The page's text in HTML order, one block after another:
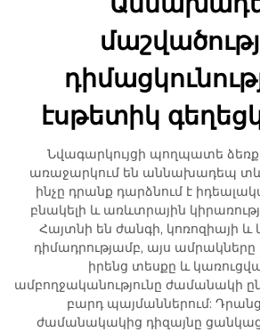
էսթետիկ
Նվագարկույցի պողպատե
առաջարկում են աննախադեպ
ինչը դրանք դարձնում է
բնակելի և առևտրային
Հայտնի են ժանգի, կոռոզիայի և
դիմադրությամբ, այս
իրենց տեսքը և
ամբողջականությունը ժամանակի
բարդ պայմաններում:
ժամանակակից դիզայնը